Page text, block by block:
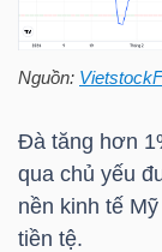
Nguồn:
Đà tăng hơn
qua chủ yếu
nền kinh tế
tiền tệ.
HÓA
KINH
TẾ